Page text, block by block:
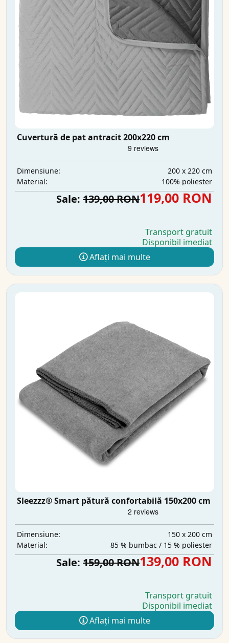
Cuvertură de pat antracit 200x220 cm
Dimensiune:
200 x 220 cm
Material:
100% poliester
Sale: 139,00 RON119,00 RON
Transport gratuit
Disponibil imediat
Aflați mai multe
Sleezzz® Smart pătură confortabilă 150x200 cm
Dimensiune:
150 x 200 cm
Material:
85 % bumbac / 15 % poliester
Sale: 159,00 RON139,00 RON
Transport gratuit
Disponibil imediat
Aflați mai multe